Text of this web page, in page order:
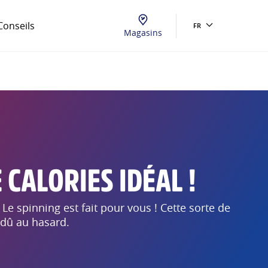
Magasins
FR
IDÉAL !
spinning est fait pour vous ! Cette sorte de
au hasard.